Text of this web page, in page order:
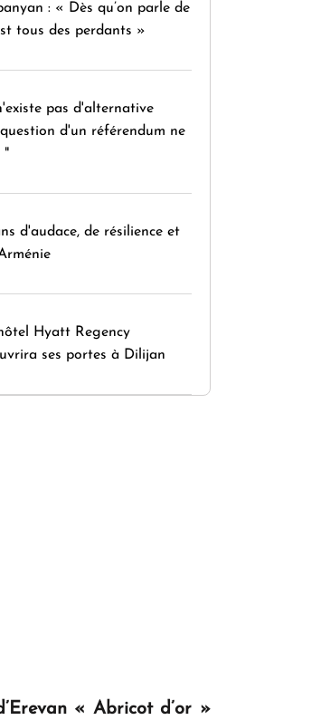
: « Dès qu’on parle de
tous des perdants »
pas d'alternative
d'un référendum ne
"
d'audace, de résilience et
Hyatt Regency
ses portes à Dilijan
« Abricot d’or »